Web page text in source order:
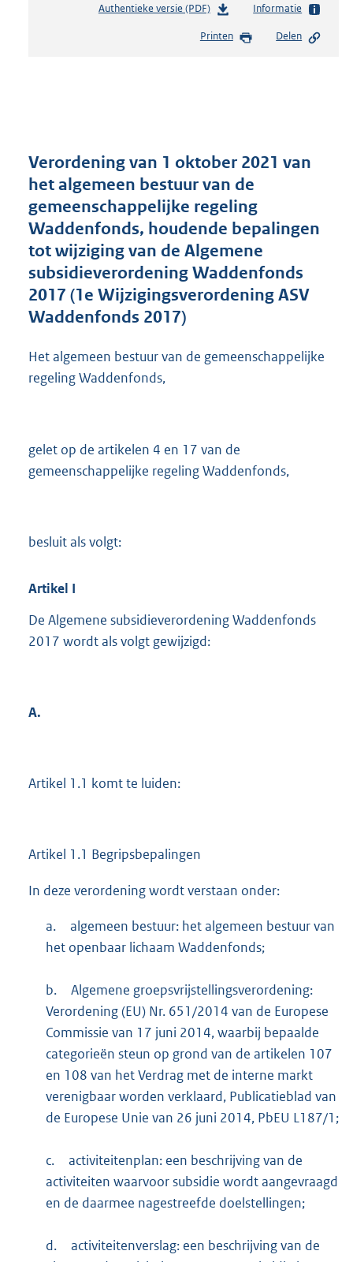
Authentieke versie (PDF)b
s
r
o
t
t
:
5
0
Informatie
Printen Delen
Verordening van 1 oktober 2021 van
het algemeen bestuur van de
gemeenschappelijke regeling
Waddenfonds, houdende bepalingen
tot wijziging van de Algemene
subsidieverordening Waddenfonds
2017 (1e Wijzigingsverordening ASV
Waddenfonds 2017)
Het algemeen bestuur van de gemeenschappelijke
regeling Waddenfonds,
gelet op de artikelen 4 en 17 van de
gemeenschappelijke regeling Waddenfonds,
besluit als volgt:
Artikel I
De Algemene subsidieverordening Waddenfonds
2017 wordt als volgt gewijzigd:
A.
Artikel 1.1 komt te luiden:
Artikel 1.1 Begripsbepalingen
In deze verordening wordt verstaan onder:
a.
algemeen bestuur: het algemeen bestuur van
het openbaar lichaam Waddenfonds;
b.
Algemene groepsvrijstellingsverordening:
Verordening (EU) Nr. 651/2014 van de Europese
Commissie van 17 juni 2014, waarbij bepaalde
categorieën steun op grond van de artikelen 107
en 108 van het Verdrag met de interne markt
verenigbaar worden verklaard, Publicatieblad van
de Europese Unie van 26 juni 2014, PbEU L187/1;
c.
activiteitenplan: een beschrijving van de
activiteiten waarvoor subsidie wordt aangevraagd
en de daarmee nagestreefde doelstellingen;
d.
activiteitenverslag: een beschrijving van de